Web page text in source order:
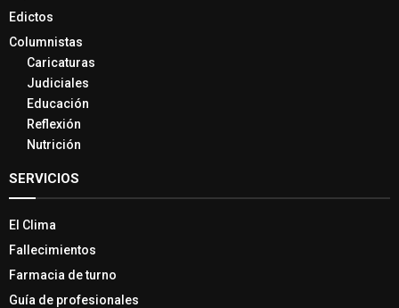
Edictos
Columnistas
Caricaturas
Judiciales
Educación
Reflexión
Nutrición
SERVICIOS
El Clima
Fallecimientos
Farmacia de turno
Guía de profesionales